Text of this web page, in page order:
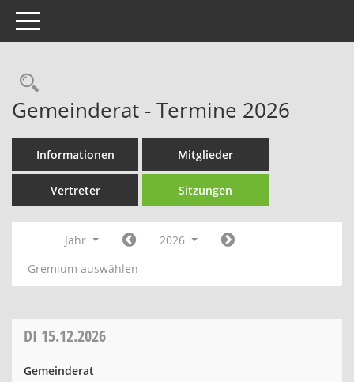
Toggle navigation
Rechercheauswahl
Gemeinderat - Termine 2026
Informationen Mitglieder
Vertreter Sitzungen
Jahr
2026
Gremium auswählen
DI 15.12.2026
Gemeinderat